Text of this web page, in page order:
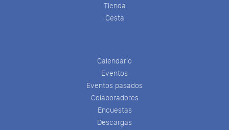
Tienda
Cesta
Calendario
Eventos
Eventos pasados
Colaboradores
Encuestas
Descargas